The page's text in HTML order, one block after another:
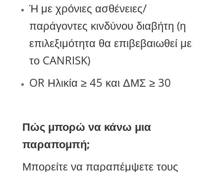
Ή με χρόνιες ασθένειες/
παράγοντες κινδύνου διαβήτη (η
επιλεξιμότητα θα επιβεβαιωθεί με
το CANRISK)
OR Ηλικία ≥ 45 και ΔΜΣ ≥ 30
Πώς μπορώ να κάνω μια
παραπομπή;
Μπορείτε να παραπέμψετε τους